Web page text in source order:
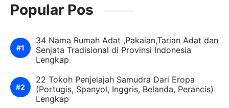
Popular Pos
34 Nama Rumah Adat ,Pakaian,Tarian Adat dan
Senjata Tradisional di Provinsi Indonesia
Lengkap
22 Tokoh Penjelajah Samudra Dari Eropa
(Portugis, Spanyol, Inggris, Belanda, Perancis)
Lengkap